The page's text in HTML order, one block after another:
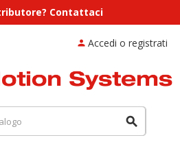
Contattaci
search
person Accedi o registrati